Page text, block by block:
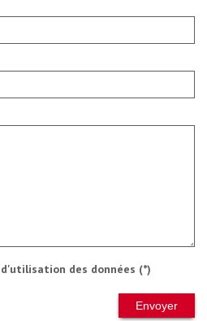
des données (*)
Envoyer